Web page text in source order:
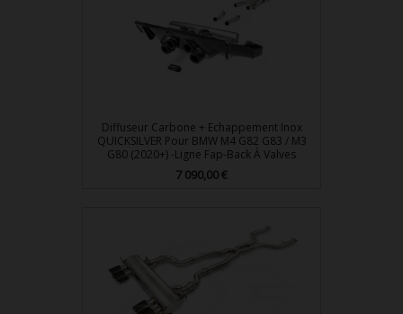
Diffuseur Carbone + Echappement Inox
QUICKSILVER Pour BMW M4 G82 G83 / M3
G80 (2020+) -Ligne Fap-Back À Valves
Prix
7 090,00 €